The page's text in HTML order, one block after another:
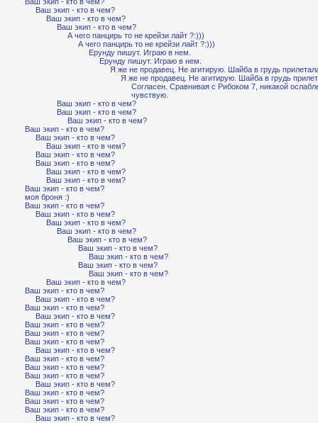
Ваш экип - кто в чем?
Ваш экип - кто в чем?
Ваш экип - кто в чем?
А чего панцирь то не крейзи лайт ?:)))
А чего панцирь то не крейзи лайт ?:)))
Ерунду пишут. Играю в нем.
Ерунду пишут. Играю в нем.
Я же не продавец. Не агитирую. Шайба в грудь
Я же не продавец. Не агитирую. Шайба в грудь
Согласен. Сравнивая с Рибоком 7, никакой
чувствую.
Ваш экип - кто в чем?
Ваш экип - кто в чем?
Ваш экип - кто в чем?
Ваш экип - кто в чем?
Ваш экип - кто в чем?
Ваш экип - кто в чем?
Ваш экип - кто в чем?
Ваш экип - кто в чем?
Ваш экип - кто в чем?
Ваш экип - кто в чем?
Ваш экип - кто в чем?
моя броня :)
Ваш экип - кто в чем?
Ваш экип - кто в чем?
Ваш экип - кто в чем?
Ваш экип - кто в чем?
Ваш экип - кто в чем?
Ваш экип - кто в чем?
Ваш экип - кто в чем?
Ваш экип - кто в чем?
Ваш экип - кто в чем?
Ваш экип - кто в чем?
Ваш экип - кто в чем?
Ваш экип - кто в чем?
Ваш экип - кто в чем?
Ваш экип - кто в чем?
Ваш экип - кто в чем?
Ваш экип - кто в чем?
Ваш экип - кто в чем?
Ваш экип - кто в чем?
Ваш экип - кто в чем?
Ваш экип - кто в чем?
Ваш экип - кто в чем?
Ваш экип - кто в чем?
Ваш экип - кто в чем?
Ваш экип - кто в чем?
Ваш экип - кто в чем?
Ваш экип - кто в чем?